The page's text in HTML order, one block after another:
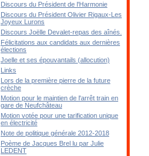
Discours du Président de l'Harmonie
Discours du Président Olivier Rigaux-Les
Joyeux Lurons
Discours Joëlle Devalet-repas des aînés.
Félicitations aux candidats aux dernières
élections
Joelle et ses épouvantails (allocution)
Links
Lors de la première pierre de la future
crèche
Motion pour le maintien de l'arrêt train en
gare de Neufchâteau
Motion votée pour une tarification unique
en électricité
Note de politique générale 2012-2018
Poème de Jacques Brel lu par Julie
LEDENT